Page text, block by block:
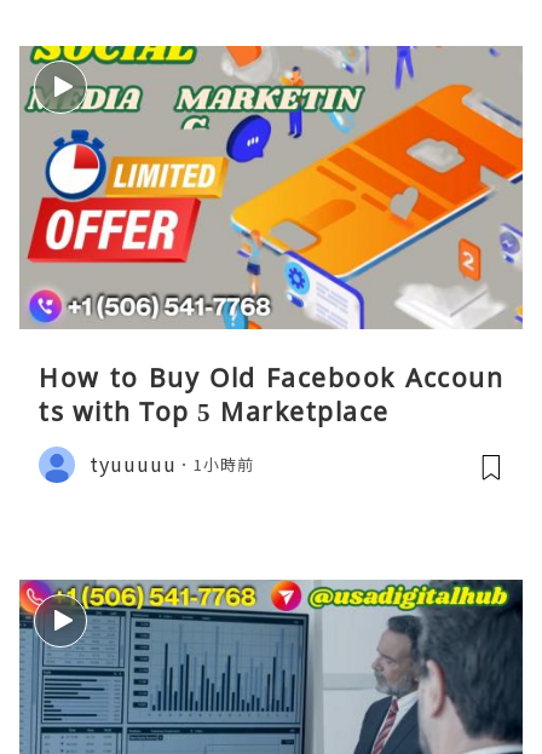
How to Buy Old Facebook Accoun
ts​ with Top 5 Marketplace
tyuuuuu 1小時前